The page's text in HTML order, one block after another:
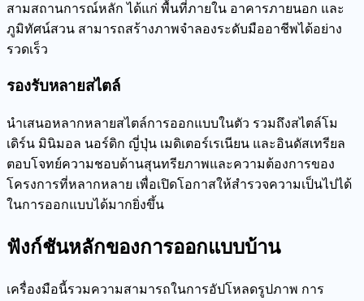
สามสถานการณ์หลัก ได้แก่ พื้นที่ภายใน อาคารภายนอก และ
ภูมิทัศน์สวน สามารถสร้างภาพจำลองระดับมืออาชีพได้อย่าง
รวดเร็ว
รองรับหลายสไตล์
นำเสนอหลากหลายสไตล์การออกแบบในตัว รวมถึงสไตล์โม
เดิร์น มินิมอล นอร์ดิก ญี่ปุ่น เมดิเตอร์เรเนียน และอินดัสเทรียล
ตอบโจทย์ความชอบด้านสุนทรียภาพและความต้องการของ
โครงการที่หลากหลาย เพื่อเปิดโอกาสให้สำรวจความเป็นไปได้
ในการออกแบบได้มากยิ่งขึ้น
ฟังก์ชันหลักของการออกแบบบ้าน
เครื่องมือนี้รวมความสามารถในการอัปโหลดรูปภาพ การ